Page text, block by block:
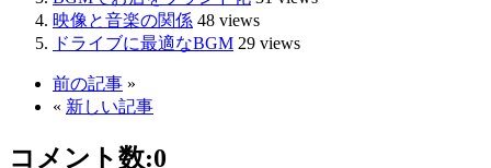
映像と音楽の関係 48 views
ドライブに最適なBGM 29 views
前の記事 »
« 新しい記事
コメント数:0